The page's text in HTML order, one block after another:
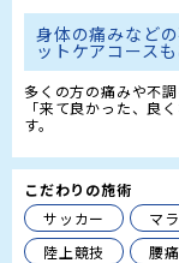
身体の痛みなど
ットケアコースも
多くの方の痛みや不
「来て良かった、良
す。
こだわりの施術
サッカー
マ
陸上競技
腰痛